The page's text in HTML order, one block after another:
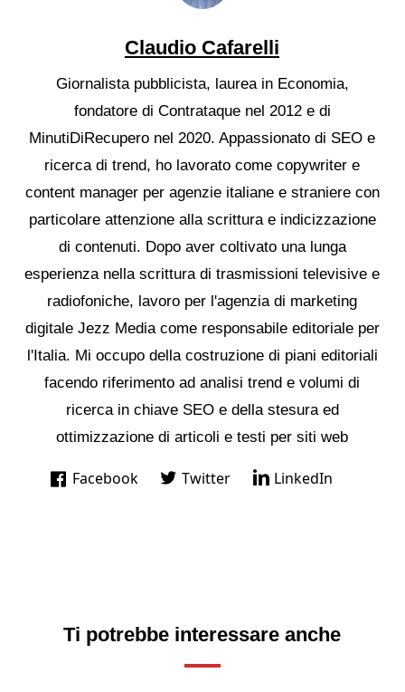
Claudio Cafarelli
Giornalista pubblicista, laurea in Economia,
fondatore di Contrataque nel 2012 e di
MinutiDiRecupero nel 2020. Appassionato di SEO e
ricerca di trend, ho lavorato come copywriter e
content manager per agenzie italiane e straniere con
particolare attenzione alla scrittura e indicizzazione
di contenuti. Dopo aver coltivato una lunga
esperienza nella scrittura di trasmissioni televisive e
radiofoniche, lavoro per l'agenzia di marketing
digitale Jezz Media come responsabile editoriale per
l'Italia. Mi occupo della costruzione di piani editoriali
facendo riferimento ad analisi trend e volumi di
ricerca in chiave SEO e della stesura ed
ottimizzazione di articoli e testi per siti web
Facebook Twitter LinkedIn
Ti potrebbe interessare anche